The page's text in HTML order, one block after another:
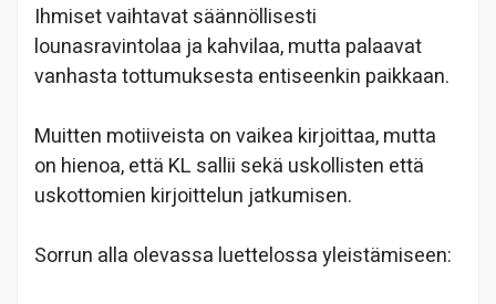
Ihmiset vaihtavat säännöllisesti
lounasravintolaa ja kahvilaa, mutta palaavat
vanhasta tottumuksesta entiseenkin paikkaan.
Muitten motiiveista on vaikea kirjoittaa, mutta
on hienoa, että KL sallii sekä uskollisten että
uskottomien kirjoittelun jatkumisen.
Sorrun alla olevassa luettelossa yleistämiseen: